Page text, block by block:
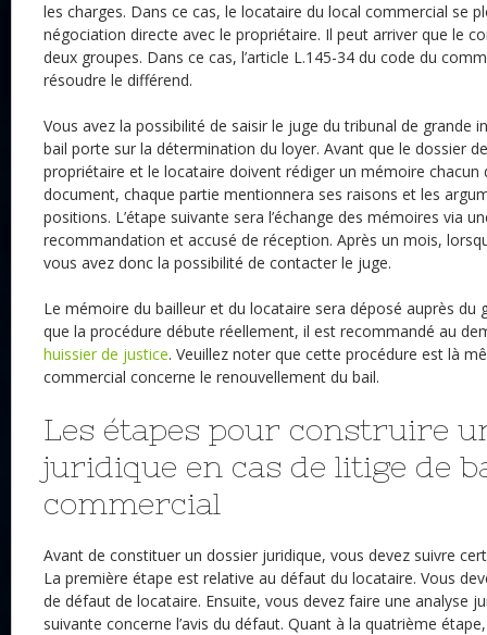
les charges. Dans ce cas, le locataire du local commercial se
négociation directe avec le propriétaire. Il peut arriver que le
deux groupes. Dans ce cas, l’article L.145-34 du code du
résoudre le différend.
Vous avez la possibilité de saisir le juge du tribunal de grande
bail porte sur la détermination du loyer. Avant que le dossier
propriétaire et le locataire doivent rédiger un mémoire chacun
document, chaque partie mentionnera ses raisons et les
positions. L’étape suivante sera l’échange des mémoires via
recommandation et accusé de réception. Après un mois,
vous avez donc la possibilité de contacter le juge.
Le mémoire du bailleur et du locataire sera déposé auprès du
que la procédure débute réellement, il est recommandé au
huissier de justice. Veuillez noter que cette procédure est là
commercial concerne le renouvellement du bail.
Les étapes pour construire
juridique en cas de litige de
commercial
Avant de constituer un dossier juridique, vous devez suivre
La première étape est relative au défaut du locataire. Vous
de défaut de locataire. Ensuite, vous devez faire une analyse
suivante concerne l’avis du défaut. Quant à la quatrième